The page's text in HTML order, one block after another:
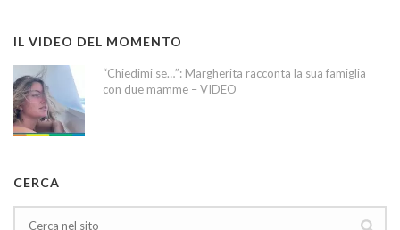
IL VIDEO DEL MOMENTO
“Chiedimi se…”: Margherita racconta la sua famiglia
con due mamme – VIDEO
CERCA